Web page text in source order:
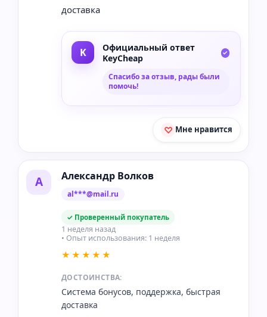
доставка
Официальный ответ
KeyCheap
Спасибо за отзыв, рады были
помочь!
Мне нравится
А Александр Волков
al***@mail.ru
✓ Проверенный покупатель
1 неделя назад
• Опыт использования: 1 неделя
★★★★★
ДОСТОИНСТВА:
Система бонусов, поддержка, быстрая
доставка